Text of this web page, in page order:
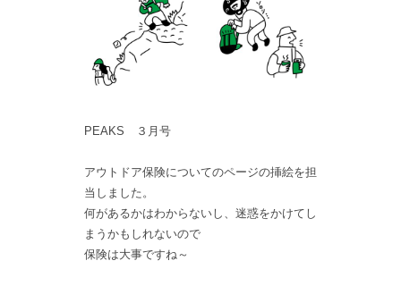
PEAKS ３月号
アウトドア保険についてのページの挿絵を担
当しました。
何があるかはわからないし、迷惑をかけてし
まうかもしれないので
保険は大事ですね～